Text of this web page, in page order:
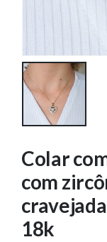
Colar
com
18k